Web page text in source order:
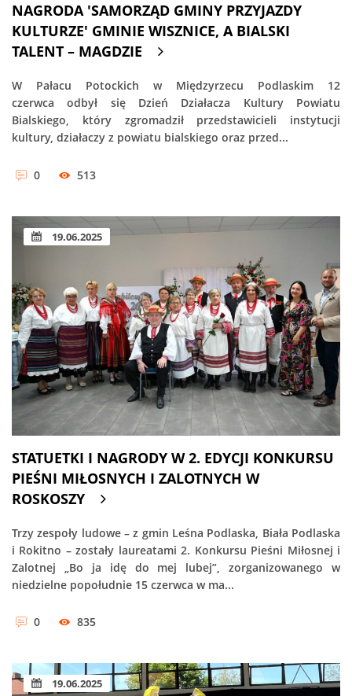
NAGRODA 'SAMORZĄD GMINY PRZYJAZDY
KULTURZE' GMINIE WISZNICE, A BIALSKI
TALENT – MAGDZIE
W Pałacu Potockich w Międzyrzecu Podlaskim 12
czerwca odbył się Dzień Działacza Kultury Powiatu
Bialskiego, który zgromadził przedstawicieli instytucji
kultury, działaczy z powiatu bialskiego oraz przed...
0 513
19.06.2025
STATUETKI I NAGRODY W 2. EDYCJI KONKURSU
PIEŚNI MIŁOSNYCH I ZALOTNYCH W
ROSKOSZY
Trzy zespoły ludowe – z gmin Leśna Podlaska, Biała Podlaska
i Rokitno – zostały laureatami 2. Konkursu Pieśni Miłosnej i
Zalotnej „Bo ja idę do mej lubej”, zorganizowanego w
niedzielne popołudnie 15 czerwca w ma...
0 835
19.06.2025